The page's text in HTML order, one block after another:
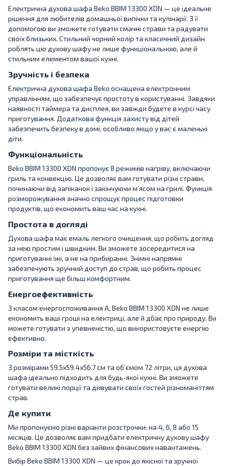
Електрична духова шафа Beko BBIM 13300 XDN — це ідеальне
рішення для любителів домашньої випічки та кулінарії. З її
допомогою ви зможете готувати смачні страви та радувати
своїх близьких. Стильний чорний колір та класичний дизайн
роблять цю духову шафу не лише функціональною, але й
стильним елементом вашої кухні.
Зручність і безпека
Електрична духова шафа Beko оснащена електронним
управлінням, що забезпечує простоту в користуванні. Завдяки
наявності таймера та дисплея, ви завжди будете в курсі часу
приготування. Додаткова функція захисту від дітей
забезпечить безпеку в домі, особливо якщо у вас є маленькі
діти.
Функціональність
Beko BBIM 13300 XDN пропонує 8 режимів нагріву, включаючи
гриль та конвекцію. Це дозволяє вам готувати різні страви,
починаючи від запіканок і закінчуючи м’ясом на грилі. Функція
розморожування значно спрощує процес підготовки
продуктів, що економить ваш час на кухні.
Простота в догляді
Духова шафа має емаль легкого очищення, що робить догляд
за нею простим і швидким. Ви зможете зосередитися на
приготуванні їжі, а не на прибиранні. Знімні напрямні
забезпечують зручний доступ до страв, що робить процес
приготування ще більш комфортним.
Енергоефективність
З класом енергоспоживання A, Beko BBIM 13300 XDN не лише
економить ваші гроші на електриці, але й дбає про природу. Ви
можете готувати з упевненістю, що використовуєте енергію
ефективно.
Розміри та місткість
З розмірами 59.5х59.4х56.7 см та об’ємом 72 літри, ця духова
шафа ідеально підходить для будь-якої кухні. Ви зможете
готувати великі порції та дивувати своїх гостей різноманіттям
страв.
Де купити
Ми пропонуємо різні варіанти розстрочки: на 4, 6, 8 або 15
місяців. Це дозволяє вам придбати електричну духову шафу
Beko BBIM 13300 XDN без зайвих фінансових навантажень.
Вибір Beko BBIM 13300 XDN — це крок до якісної та зручної